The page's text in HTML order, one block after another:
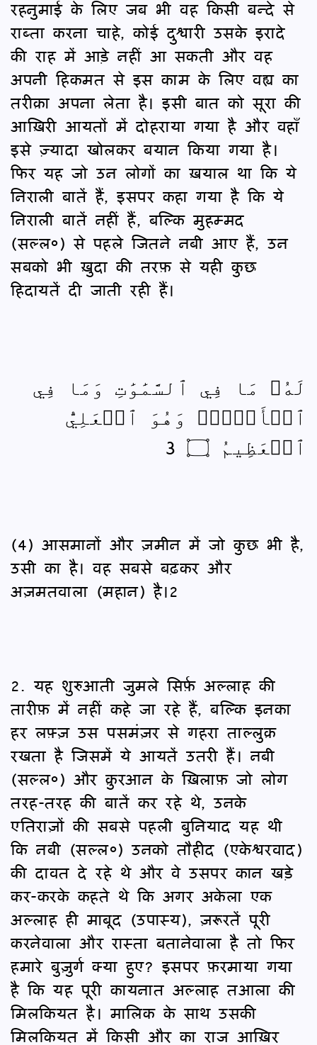
रहनुमाई के लिए जब भी वह किसी बन्दे से
राब्ता करना चाहे, कोई दुश्वारी उसके इरादे
की राह में आड़े नहीं आ सकती और वह
अपनी हिकमत से इस काम के लिए वह्य का
तरीक़ा अपना लेता है। इसी बात को सूरा की
आख़िरी आयतों में दोहराया गया है और वहाँ
इसे ज़्यादा खोलकर बयान किया गया है।
फिर यह जो उन लोगों का ख़याल था कि ये
निराली बातें हैं, इसपर कहा गया है कि ये
निराली बातें नहीं हैं, बल्कि मुहम्मद
(सल्ल०) से पहले जितने नबी आए हैं, उन
सबको भी ख़ुदा की तरफ़ से यही कुछ
हिदायतें दी जाती रही हैं।
لَهُۥ مَا فِي ٱلسَّمَٰوَٰتِ وَمَا فِي
ٱلۡأَرۡضِۖ وَهُوَ ٱلۡعَلِيُّ
ٱلۡعَظِيمُ ۝ 3
(4) आसमानों और ज़मीन में जो कुछ भी है,
उसी का है। वह सबसे बढ़कर और
अज़मतवाला (महान) है।2
2. यह शुरुआती जुमले सिर्फ़ अल्लाह की
तारीफ़ में नहीं कहे जा रहे हैं, बल्कि इनका
हर लफ़्ज़ उस पसमंज़र से गहरा ताल्लुक़
रखता है जिसमें ये आयतें उतरी हैं। नबी
(सल्ल०) और क़ुरआन के ख़िलाफ़ जो लोग
तरह-तरह की बातें कर रहे थे, उनके
एतिराज़ों की सबसे पहली बुनियाद यह थी
कि नबी (सल्ल०) उनको तौहीद (एकेश्वरवाद)
की दावत दे रहे थे और वे उसपर कान खड़े
कर-करके कहते थे कि अगर अकेला एक
अल्लाह ही माबूद (उपास्य), ज़रूरतें पूरी
करनेवाला और रास्ता बतानेवाला है तो फिर
हमारे बुज़ुर्ग क्या हुए? इसपर फ़रमाया गया
है कि यह पूरी कायनात अल्लाह तआला की
मिलकियत है। मालिक के साथ उसकी
मिलकियत में किसी और का राज आख़िर